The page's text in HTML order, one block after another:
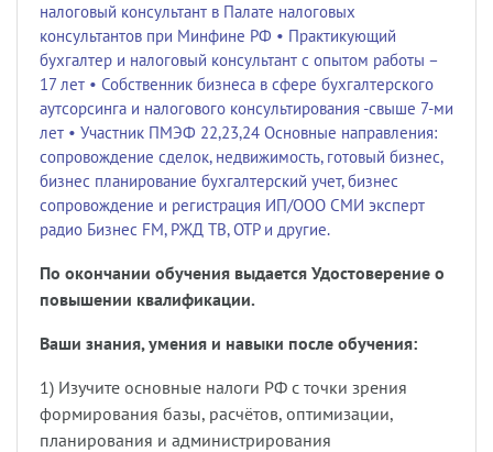
налоговый консультант в Палате налоговых
консультантов при Минфине РФ • Практикующий
бухгалтер и налоговый консультант с опытом работы –
17 лет • Собственник бизнеса в сфере бухгалтерского
аутсорсинга и налогового консультирования -свыше 7-ми
лет • Участник ПМЭФ 22,23,24 Основные направления:
сопровождение сделок, недвижимость, готовый бизнес,
бизнес планирование бухгалтерский учет, бизнес
сопровождение и регистрация ИП/ООО СМИ эксперт
радио Бизнес FM, РЖД ТВ, ОТР и другие.
По окончании обучения выдается Удостоверение о
повышении квалификации.
Ваши знания, умения и навыки после обучения:
1) Изучите основные налоги РФ с точки зрения
формирования базы, расчётов, оптимизации,
планирования и администрирования